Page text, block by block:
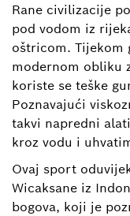
Rane civilizacije
pod vodom iz
oštricom. Tijekom
modernom obliku
koriste se teške
Poznavajući
takvi napredni
kroz vodu i
Ovaj sport
Wicaksane iz
bogova, koji je